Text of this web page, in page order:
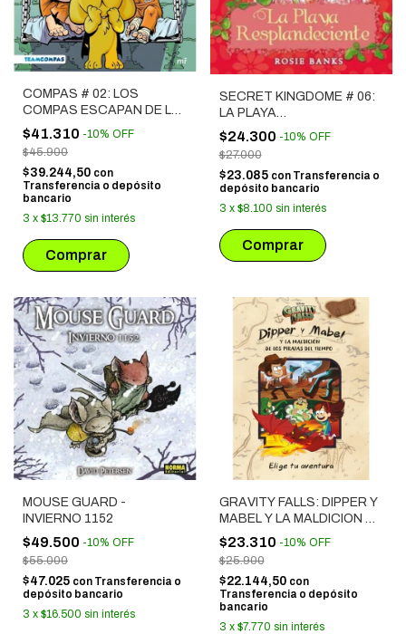
COMPAS # 02: LOS
COMPAS ESCAPAN DE LA
PRISION
$41.310 -10% OFF
$45.900
$39.244,50 con
Transferencia o depósito
bancario
3 x $13.770 sin interés
SECRET KINGDOME # 06:
LA PLAYA
RESPLANDECIENTE
$24.300 -10% OFF
$27.000
$23.085 con Transferencia o
depósito bancario
3 x $8.100 sin interés
MOUSE GUARD -
INVIERNO 1152
$49.500 -10% OFF
$55.000
$47.025 con Transferencia o
depósito bancario
3 x $16.500 sin interés
GRAVITY FALLS: DIPPER Y
MABEL Y LA MALDICION DE
LOS PIRATAS DEL TIEMPO
$23.310 -10% OFF
$25.900
$22.144,50 con
Transferencia o depósito
bancario
3 x $7.770 sin interés